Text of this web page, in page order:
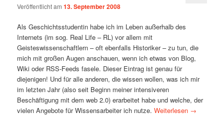
Veröffentlicht am13. September 2008
Als Geschichtsstudentin habe ich im Leben außerhalb des
Internets (im sog. Real Life – RL) vor allem mit
Geisteswissenschaftlern – oft ebenfalls Historiker – zu tun, die
mich mit großen Augen anschauen, wenn ich etwas von Blog,
Wiki oder RSS-Feeds fasele. Dieser Eintrag ist genau für
diejenigen! Und für alle anderen, die wissen wollen, was ich mir
im letzten Jahr (also seit Beginn meiner intensiveren
Beschäftigung mit dem web 2.0) erarbeitet habe und welche, der
vielen Angebote für Wissensarbeiter ich nutze.Weiterlesen →